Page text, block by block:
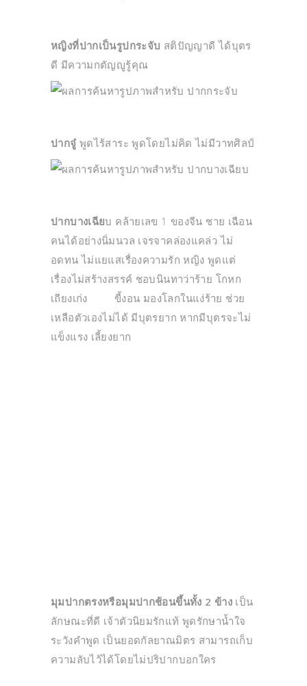
หญิงที่ปากเป็นรูปกระจับ สติปัญญาดี ได้บุตร
ดี มีความกตัญญูรู้คุณ
ปากจู๋พูดไร้สาระ พูดโดยไม่คิด ไม่มีวาทศิลป์
ปากบางเฉียบ คล้ายเลข 1 ของจีน ชาย เฉือน
คนได้อย่างนิ่มนวล เจรจาคล่องแคล่ว ไม่
อดทน ไม่แยแสเรื่องความรัก หญิง พูดแต่
เรื่องไม่สร้างสรรค์ ชอบนินทาว่าร้าย โกหก
เถียงเก่ง ขี้งอน มองโลกในแง่ร้าย ช่วย
เหลือตัวเองไม่ได้ มีบุตรยาก หากมีบุตรจะไม่
แข็งแรง เลี้ยงยาก
มุมปากตรงหรือมุมปากช้อนขึ้นทั้ง 2 ข้างเป็น
ลักษณะที่ดี เจ้าตัวนิยมรักแท้ พูดรักษาน้ำใจ
ระวังคำพูด เป็นยอดกัลยาณมิตร สามารถเก็บ
ความลับไว้ได้โดยไม่ปริปากบอกใคร